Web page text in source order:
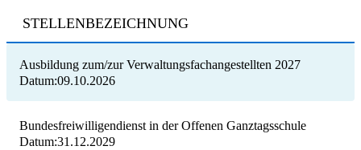
STELLENBEZEICHNUNG
Ausbildung zum/zur Verwaltungsfachangestellten 2027
09.10.2026
Bundesfreiwilligendienst in der Offenen Ganztagsschule
31.12.2029